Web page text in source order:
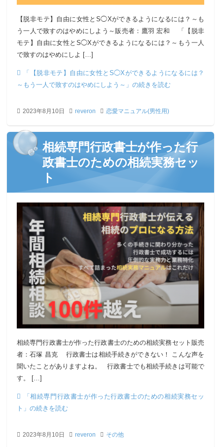
【脱非モテ】自由に女性とS◯Xができるようになるには？～も
う一人で致すのはやめにしよう～販売者：鷹羽 宏和 「【脱非
モテ】自由に女性とS◯Xができるようになるには？～もう一人
で致すのはやめにしよ […]
「【脱非モテ】自由に女性とS◯Xができるようになるには？
～もう一人で致すのはやめにしよう～」の続きを読む
2023年8月10日 reveron 恋愛マニュアル(男性用)
相続専門行政書士が作った行
政書士のための相続実務セッ
ト
相続専門行政書士が作った行政書士のための相続実務セット販売
者：石塚 昌克 行政書士は相続手続きができない！ こんな声を
聞いたことがありますよね。 行政書士でも相続手続きは可能で
す。 […]
「相続専門行政書士が作った行政書士のための相続実務セッ
ト」の続きを読む
2023年8月10日 reveron その他